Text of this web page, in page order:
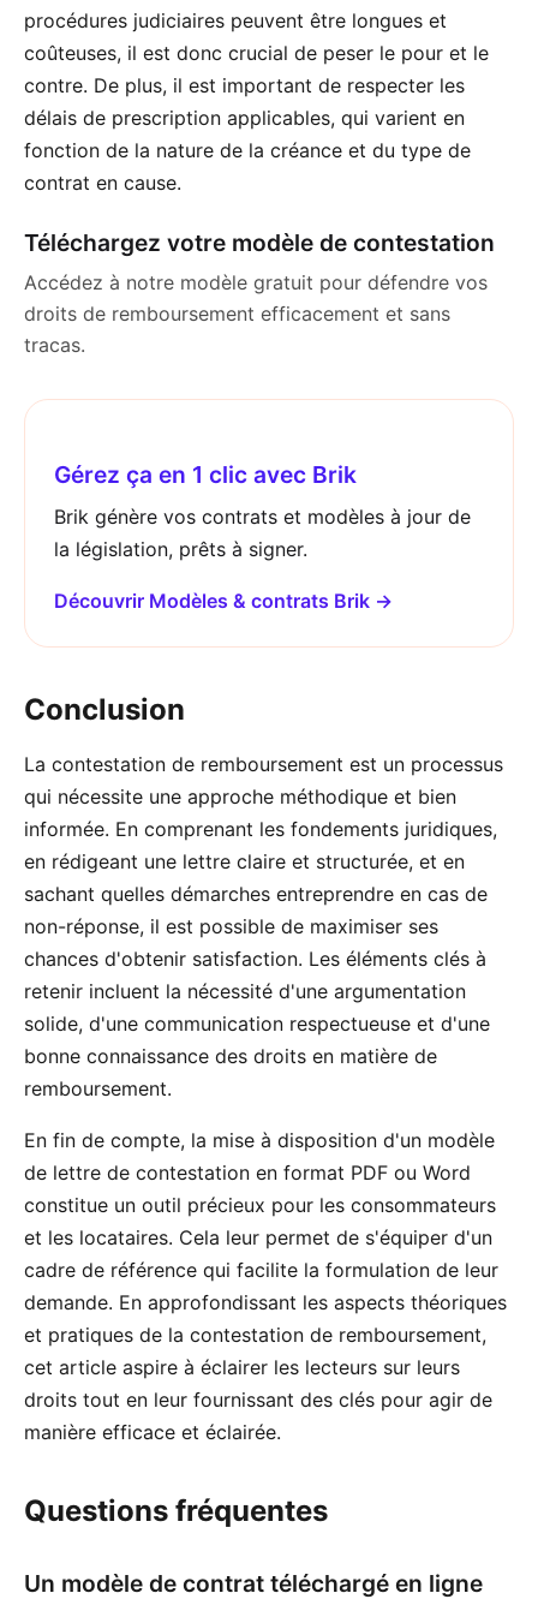
procédures judiciaires peuvent être longues et
coûteuses, il est donc crucial de peser le pour et le
contre. De plus, il est important de respecter les
délais de prescription applicables, qui varient en
fonction de la nature de la créance et du type de
contrat en cause.
Téléchargez votre modèle de contestation
Accédez à notre modèle gratuit pour défendre vos
droits de remboursement efficacement et sans
tracas.
Gérez ça en 1 clic avec Brik
Brik génère vos contrats et modèles à jour de
la législation, prêts à signer.
Découvrir Modèles & contrats Brik →
Conclusion
La contestation de remboursement est un processus
qui nécessite une approche méthodique et bien
informée. En comprenant les fondements juridiques,
en rédigeant une lettre claire et structurée, et en
sachant quelles démarches entreprendre en cas de
non-réponse, il est possible de maximiser ses
chances d'obtenir satisfaction. Les éléments clés à
retenir incluent la nécessité d'une argumentation
solide, d'une communication respectueuse et d'une
bonne connaissance des droits en matière de
remboursement.
En fin de compte, la mise à disposition d'un modèle
de lettre de contestation en format PDF ou Word
constitue un outil précieux pour les consommateurs
et les locataires. Cela leur permet de s'équiper d'un
cadre de référence qui facilite la formulation de leur
demande. En approfondissant les aspects théoriques
et pratiques de la contestation de remboursement,
cet article aspire à éclairer les lecteurs sur leurs
droits tout en leur fournissant des clés pour agir de
manière efficace et éclairée.
Questions fréquentes
Un modèle de contrat téléchargé en ligne